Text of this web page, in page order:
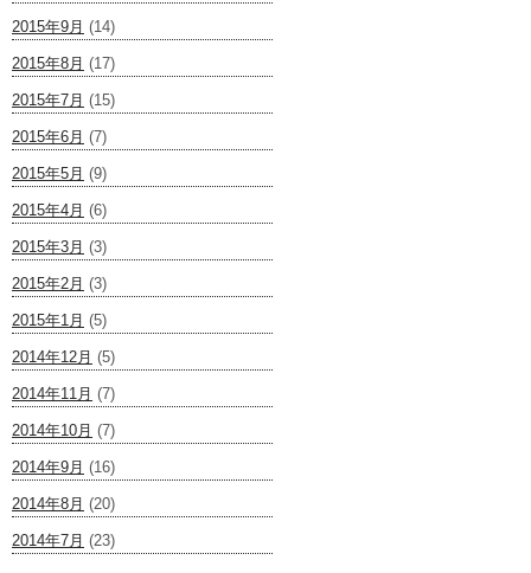
2015年9月 (14)
2015年8月 (17)
2015年7月 (15)
2015年6月 (7)
2015年5月 (9)
2015年4月 (6)
2015年3月 (3)
2015年2月 (3)
2015年1月 (5)
2014年12月 (5)
2014年11月 (7)
2014年10月 (7)
2014年9月 (16)
2014年8月 (20)
2014年7月 (23)